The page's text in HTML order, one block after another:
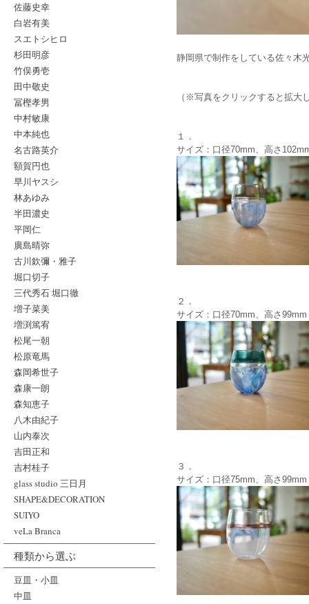
佐藤史幸
白岩有美
スエトシヒロ
杉田明彦
竹俣勇壱
田中敬史
冨樫孝男
中村敏康
中本純也
名古路英介
額賀円也
早川ヤスシ
林あゆみ
半田濃史
平岡仁
廣島晴弥
古川欽彌・雅子
堀口切子
三代秀石 堀口徹
増子菜美
増渕篤宥
松尾一朝
松原竜馬
森岡希世子
森康一朗
森知恵子
八木由紀子
山内泰次
吉田正和
吉村桂子
glass studio 三日月
SHAPE&DECORATION
SUIYO
veLa Branca
種類から選ぶ
豆皿・小皿
中皿
静岡県で制作をしている佐々木
（※写真をクリックすると拡大
１．
サイズ：口径70mm、高さ
２．
サイズ：口径70mm、高さ99mm
３．
サイズ：口径75mm、高さ99mm